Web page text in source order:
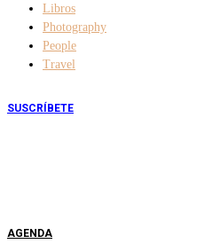
Libros
Photography
People
Travel
SUSCRÍBETE
AGENDA